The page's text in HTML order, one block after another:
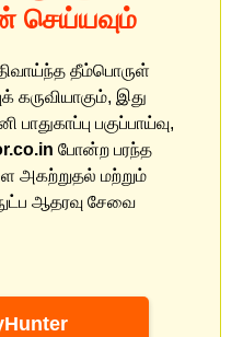
செய்யவும்
தீம்பொருள்
கருவியாகும், இது
பகுப்பாய்வு,
போன்ற பரந்த
அகற்றுதல் மற்றும்
ஆதரவு சேவை